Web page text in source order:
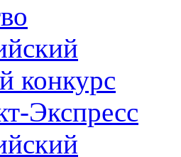
конкурс
Экспресс